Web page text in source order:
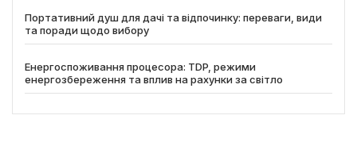
Портативний душ для дачі та відпочинку: переваги, види
та поради щодо вибору
Енергоспоживання процесора: TDP, режими
енергозбереження та вплив на рахунки за світло